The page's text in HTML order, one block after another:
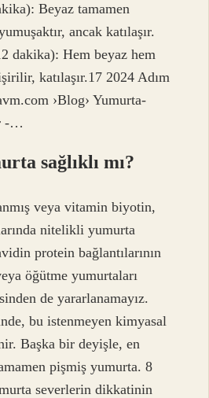
Beyaz tamamen
ancak katılaşır.
dakika): Hem beyaz hem
katılaşır.17 2024 Adım
›Blog› Yumurta-
-…
sağlıklı mı?
veya vitamin biyotin,
nitelikli yumurta
protein bağlantılarının
öğütme yumurtaları
de yararlanamayız.
bu istenmeyen kimyasal
Başka bir deyişle, en
pişmiş yumurta. 8
severlerin dikkatinin